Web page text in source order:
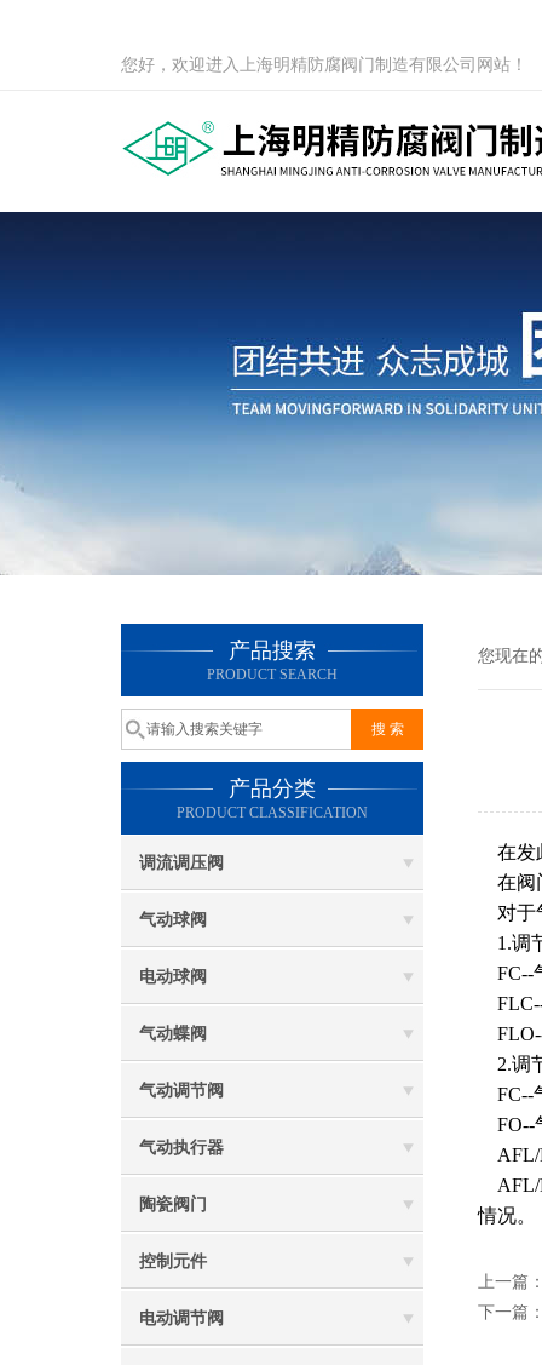
您好，欢迎进入上海明精防腐阀门制造有限公司网站！
产品搜索
PRODUCT SEARCH
产品分类
PRODUCT CLASSIFICATION
调流调压阀
气动球阀
电动球阀
气动蝶阀
气动调节阀
气动执行器
陶瓷阀门
控制元件
电动调节阀
您现在
在发
在阀
对于
1.调
FC--
2.调
FC--
FO--
AFL/
AFL/
情况。
上一篇
下一篇